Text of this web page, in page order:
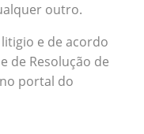
outro.
e de acordo
de Resolução de
portal do